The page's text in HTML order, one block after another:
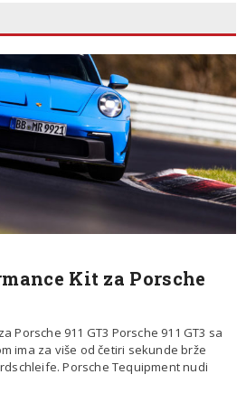
Kit za Porsche
Porsche 911 GT3 Porsche 911 GT3 sa
ima za više od četiri sekunde brže
Porsche Tequipment nudi